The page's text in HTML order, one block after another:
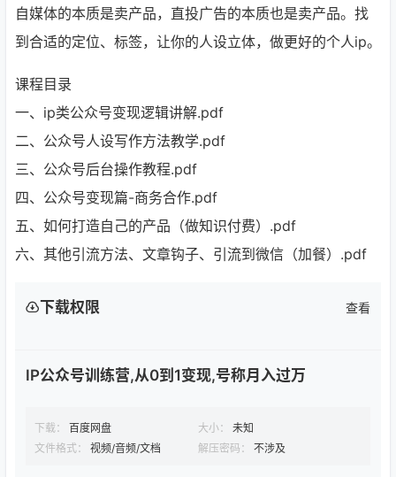
自媒体的本质是卖产品，直投广告的本质也是卖产品。找
到合适的定位、标签，让你的人设立体，做更好的个人ip。
课程目录
一、ip类公众号变现逻辑讲解.pdf
二、公众号人设写作方法教学.pdf
三、公众号后台操作教程.pdf
四、公众号变现篇-商务合作.pdf
五、如何打造自己的产品（做知识付费）.pdf
六、其他引流方法、文章钩子、引流到微信（加餐）.pdf
下载权限 查看
IP公众号训练营,从0到1变现,号称月入过万
下载： 百度网盘 大小：
未知
文件格式：
视频/音频/文档 解压密码： 不涉及